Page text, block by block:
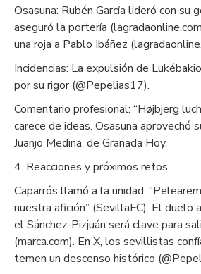
Osasuna: Rubén García lideró con su
aseguró la portería
una roja a Pablo Ibáñez
Incidencias: La expulsión de
por su rigor (@Pepelias17).
Comentario profesional: “Højbjerg
carece de ideas. Osasuna aprovechó
Juanjo Medina, de Granada Hoy.
4. Reacciones y próximos retos
Caparrós llamó a la unidad:
nuestra afición” (SevillaFC). El duelo
el Sánchez-Pizjuán será clave para
(marca.com). En X, los sevillistas
temen un descenso histórico